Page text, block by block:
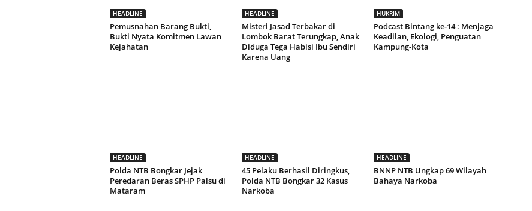
HEADLINE
Pemusnahan Barang Bukti,
Bukti Nyata Komitmen Lawan
Kejahatan
HEADLINE
Misteri Jasad Terbakar di
Lombok Barat Terungkap, Anak
Diduga Tega Habisi Ibu Sendiri
Karena Uang
HUKRIM
Podcast Bintang ke-14 : Menjaga
Keadilan, Ekologi, Penguatan
Kampung-Kota
HEADLINE
Polda NTB Bongkar Jejak
Peredaran Beras SPHP Palsu di
Mataram
HEADLINE
45 Pelaku Berhasil Diringkus,
Polda NTB Bongkar 32 Kasus
Narkoba
HEADLINE
BNNP NTB Ungkap 69 Wilayah
Bahaya Narkoba